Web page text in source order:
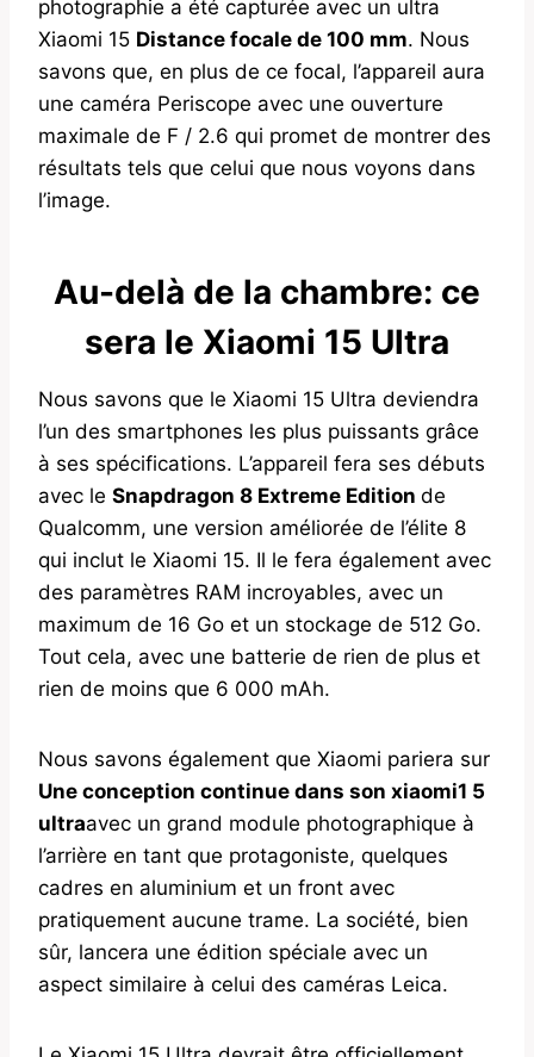
photographie a été capturée avec un ultra
Xiaomi 15 Distance focale de 100 mm. Nous
savons que, en plus de ce focal, l’appareil aura
une caméra Periscope avec une ouverture
maximale de F / 2.6 qui promet de montrer des
résultats tels que celui que nous voyons dans
l’image.
Au-delà de la chambre: ce
sera le Xiaomi 15 Ultra
Nous savons que le Xiaomi 15 Ultra deviendra
l’un des smartphones les plus puissants grâce
à ses spécifications. L’appareil fera ses débuts
avec le Snapdragon 8 Extreme Edition de
Qualcomm, une version améliorée de l’élite 8
qui inclut le Xiaomi 15. Il le fera également avec
des paramètres RAM incroyables, avec un
maximum de 16 Go et un stockage de 512 Go.
Tout cela, avec une batterie de rien de plus et
rien de moins que 6 000 mAh.
Nous savons également que Xiaomi pariera sur
Une conception continue dans son xiaomi1 5
ultraavec un grand module photographique à
l’arrière en tant que protagoniste, quelques
cadres en aluminium et un front avec
pratiquement aucune trame. La société, bien
sûr, lancera une édition spéciale avec un
aspect similaire à celui des caméras Leica.